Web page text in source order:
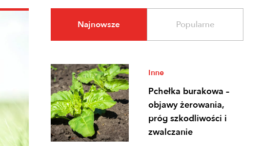
Najnowsze Popularne
Inne
Pchełka burakowa –
objawy żerowania,
próg szkodliwości i
zwalczanie